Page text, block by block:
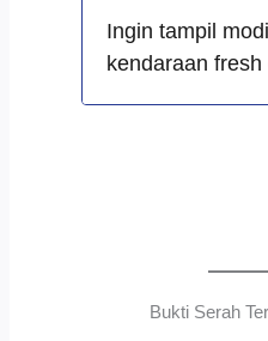
Ingin tampil
kendaraan
Bukti Serah